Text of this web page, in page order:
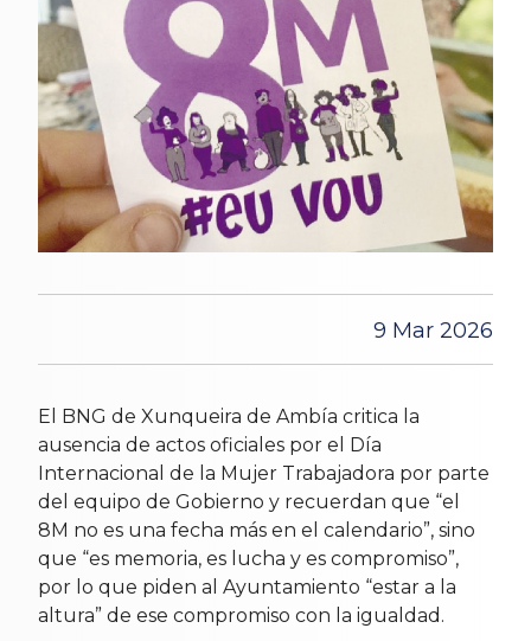
9 Mar 2026
El BNG de Xunqueira de Ambía critica la
ausencia de actos oficiales por el Día
Internacional de la Mujer Trabajadora por parte
del equipo de Gobierno y recuerdan que “el
8M no es una fecha más en el calendario”, sino
que “es memoria, es lucha y es compromiso”,
por lo que piden al Ayuntamiento “estar a la
altura” de ese compromiso con la igualdad.